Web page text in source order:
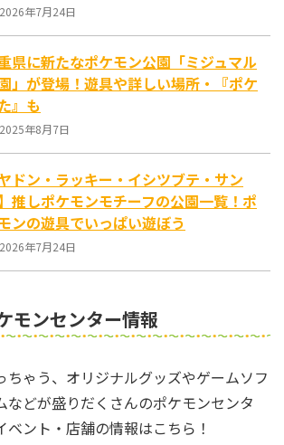
2026年7月24日
県に新たなポケモン公園「ミジュマル
」が登場！遊具や詳しい場所・『ポケ
』も
2025年8月7日
ヤドン・ラッキー・イシツブテ・サン
推しポケモンモチーフの公園一覧！ポ
ンの遊具でいっぱい遊ぼう
2026年7月24日
モンセンター情報
ちゃう、オリジナルグッズやゲームソフ
などが盛りだくさんのポケモンセンタ
ベント・店舗の情報はこちら！